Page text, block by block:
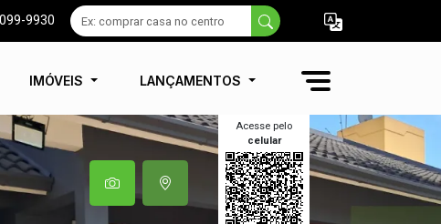
9930
IMÓVEIS LANÇAMENTOS
Acesse pelo
celular